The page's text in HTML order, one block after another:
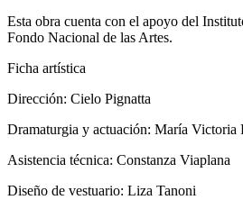
Esta obra cuenta con el apoyo del
Fondo Nacional de las Artes.
Ficha artística
Dirección: Cielo Pignatta
Dramaturgia y actuación: María Victoria
Asistencia técnica: Constanza Viaplana
Diseño de vestuario: Liza Tanoni